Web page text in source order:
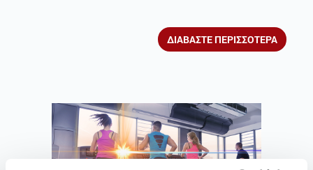
ΔΙΑΒΑΣΤΕ ΠΕΡΙΣΣΟΤΕΡΑ